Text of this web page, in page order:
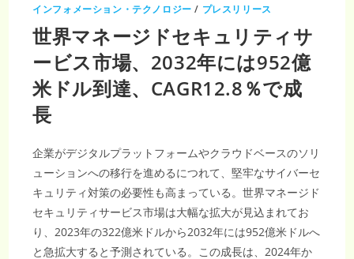
インフォメーション・テクノロジー / プレスリリース
世界マネージドセキュリティサ
ービス市場、2032年には952億
米ドル到達、CAGR12.8％で成
長
企業がデジタルプラットフォームやクラウドベースのソリ
ューションへの移行を進めるにつれて、堅牢なサイバーセ
キュリティ対策の必要性も高まっている。世界マネージド
セキュリティサービス市場は大幅な拡大が見込まれてお
り、2023年の322億米ドルから2032年には952億米ドルへ
と急拡大すると予測されている。この成長は、2024年か